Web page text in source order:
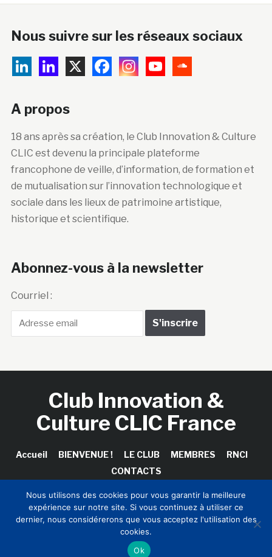
Nous suivre sur les réseaux sociaux
A propos
18 ans après sa création, le Club Innovation & Culture
CLIC est devenu la principale plateforme
francophone de veille, d’information, de formation et
de mutualisation sur l’innovation technologique et
sociale dans les lieux de patrimoine artistique,
historique et scientifique.
Abonnez-vous à la newsletter
Courriel :
Club Innovation &
Culture CLIC France
Accueil BIENVENUE ! LE CLUB MEMBRES
RNCI
CONTACTS
Copyright © 2026 Club Innovation & Culture CLIC France /
Sinapses Conseils
Nous utilisons des cookies pour vous garantir la meilleure
expérience sur notre site. Si vous continuez à utiliser ce
dernier, nous considérerons que vous acceptez l'utilisation des
cookies.
Ok